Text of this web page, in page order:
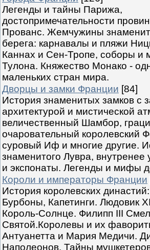
Легенды и тайны Парижа,
достопримечательности
Прованс. Жемчужины
берега: карнавалы и пляжи
Каннах и Сен-Тропе, соборы и
Тулона. Княжество Монако -
маленьких стран мира.
Дворцы и замки Франции [84]
История знаменитых замков с
архитектурой и мистической
величественный Шамбор,
очаровательный королевский
суровый Иф и многие другие.
знаменитого Лувра, внутренее
и экспонаты. Легенды и мифы
Короли и императоры Франции
История королевских
Бурбоны, Капетинги. Людовик
Король-Солнце. Филипп III
Святой.Королевы и их
Антуанетта и Мария Медичи.
Наполеонов. Тайны